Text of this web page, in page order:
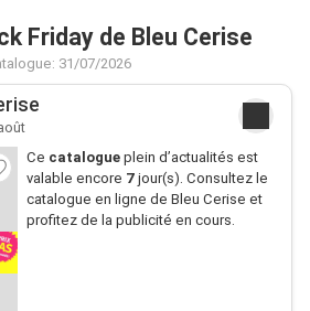
Friday de Bleu Cerise
31/07/2026
Ce catalogueplein d’actualités est
valable encore 7jour(s). Consultez le
catalogue en ligne de Bleu Cerise et
profitez de la publicité en cours.